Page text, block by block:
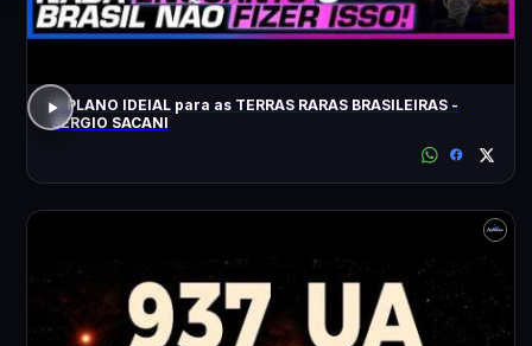
O PLANO IDEIAL para as TERRAS RARAS BRASILEIRAS -
SÉRGIO SACANI